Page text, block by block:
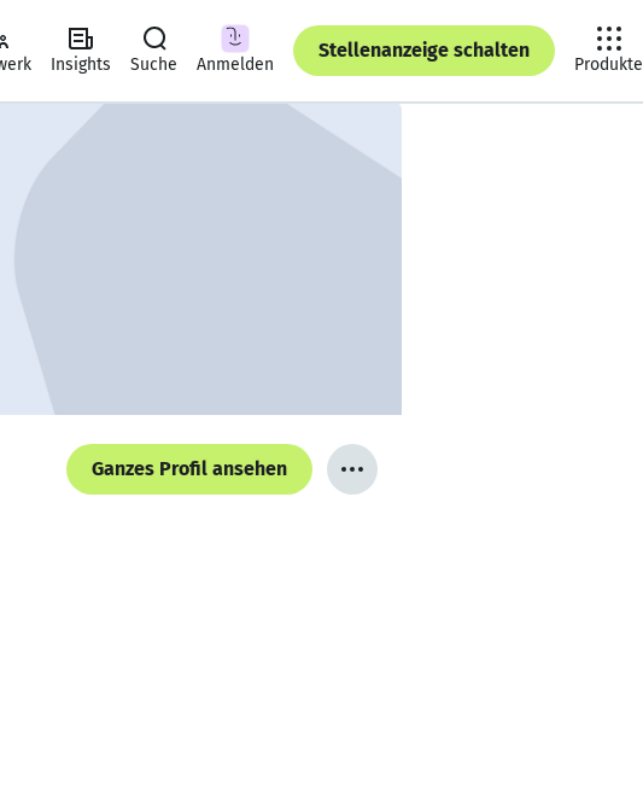
Insights Suche Anmelden
Stellenanzeige schalten
Produkte
Ganzes Profil ansehen